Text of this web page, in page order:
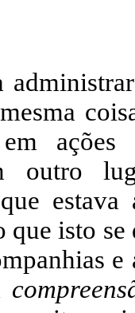
ações
outro
estava
isto